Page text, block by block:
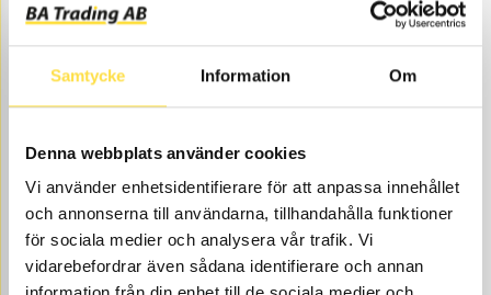
Samtycke Information Om
Denna webbplats använder cookies
Vi använder enhetsidentifierare för att anpassa innehållet
och annonserna till användarna, tillhandahålla funktioner
för sociala medier och analysera vår trafik. Vi
vidarebefordrar även sådana identifierare och annan
Connector H is the new, smart connector which makes it
possible to either choose cable directions, or the third
connection can be used for a Calix battery charger.
Price, VAT excl.